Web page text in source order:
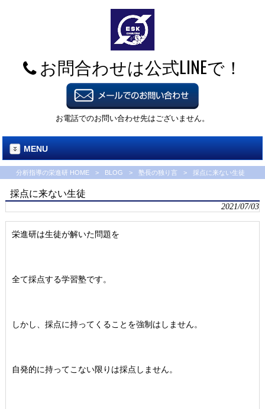
お問合わせは公式LINEで！
お電話でのお問い合わせ先はございません。
MENU
分析指導の栄進研 HOME > BLOG > 塾長の独り言 > 採点に来ない生徒
採点に来ない生徒
2021/07/03
栄進研は生徒が解いた問題を
全て採点する学習塾です。
しかし、採点に持ってくることを強制はしません。
自発的に持ってこない限りは採点しません。